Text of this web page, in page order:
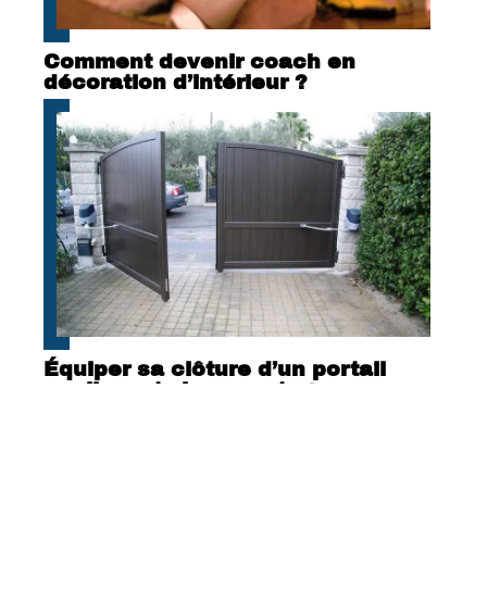
Comment devenir coach en
décoration d’intérieur ?
Équiper sa clôture d’un portail
coulissant : les avantages